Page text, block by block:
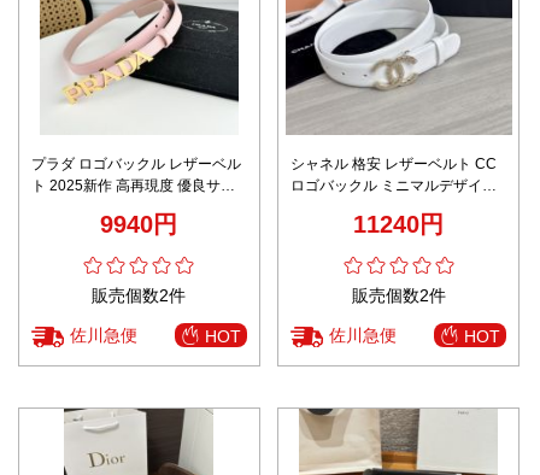
プラダ ロゴバックル レザーベル
ト 2025新作 高再現度 優良サイ
げ 精密ディテール
9940円
販売個数2件
佐川急便 HOT
シャネル 格安 レザーベルト CC
ロゴバックル ミニマルデザイン
11240円
販売個数2件
佐川急便 HOT